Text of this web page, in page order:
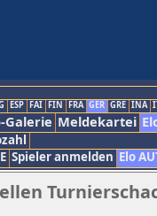
ESP FAI FIN FRA GER GRE INA
Galerie Meldekartei
Spieler anmelden Elo